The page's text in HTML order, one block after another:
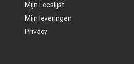
Mijn Leeslijst
Mijn leveringen
Privacy